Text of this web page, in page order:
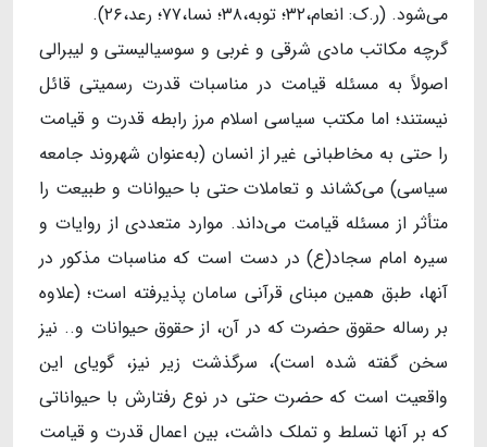
می‌شود. (ر.ک: انعام،۳۲؛ توبه،۳۸؛ نسا،۷۷؛ رعد،۲۶).
گرچه مکاتب مادی شرقی و غربی و سوسیالیستی و لیبرالی
اصولاً به مسئله قیامت در مناسبات قدرت رسمیتی قائل
نیستند؛ اما مکتب سیاسی اسلام مرز رابطه قدرت و قیامت
را حتی به مخاطبانی غیر از انسان (به‌عنوان شهروند جامعه
سیاسی) می‌کشاند و تعاملات حتی با حیوانات و طبیعت را
متأثر از مسئله قیامت می‌داند. موارد متعددی از روایات و
سیره امام سجاد(ع) در دست است که مناسبات مذکور در
آنها، طبق همین مبنای قرآنی سامان پذیرفته است؛ (علاوه
بر رساله حقوق حضرت که در آن، از حقوق حیوانات و.. نیز
سخن گفته شده است)، سرگذشت زیر نیز، گویای این
واقعیت است که حضرت حتی در نوع رفتارش با حیواناتی
که بر آنها تسلط و تملک داشت، بین اعمال قدرت و قیامت